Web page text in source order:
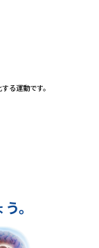
る運動です。
。